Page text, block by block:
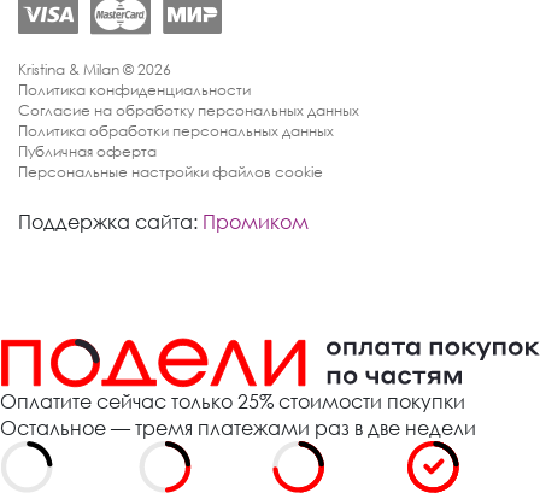
Kristina & Milan © 2026
Политика конфиденциальности
Согласие на обработку персональных данных
Политика обработки персональных данных
Публичная оферта
Персональные настройки файлов cookie
Поддержка сайта: Промиком
Оплатите сейчас только 25% стоимости покупки
Остальное — тремя платежами раз в две недели